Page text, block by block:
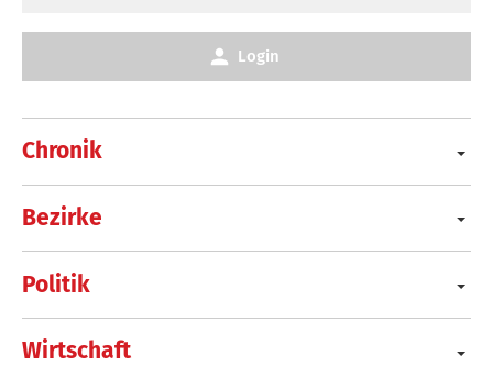
Chronik
Bezirke
Politik
Wirtschaft
Login